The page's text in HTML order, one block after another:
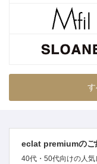
eclat premiumのご
40代・50代向けの人